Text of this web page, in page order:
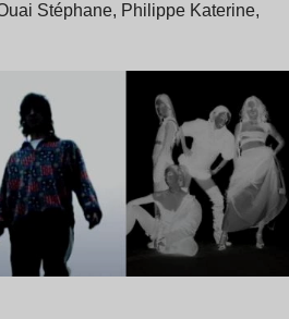
Stéphane, Philippe Katerine,